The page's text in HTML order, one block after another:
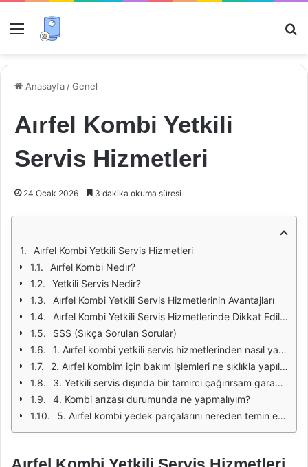
Menü
Anasayfa /Genel
Aırfel Kombi Yetkili
Servis Hizmetleri
24 Ocak 2026 3 dakika okuma süresi
Aırfel Kombi Yetkili Servis Hizmetleri
Aırfel Kombi Nedir?
Yetkili Servis Nedir?
Aırfel Kombi Yetkili Servis Hizmetlerinin Avantajları
Aırfel Kombi Yetkili Servis Hizmetlerinde Dikkat Edilmesi Gerekenler
SSS (Sıkça Sorulan Sorular)
1. Aırfel kombi yetkili servis hizmetlerinden nasıl yararlanabilirim?
2. Aırfel kombim için bakım işlemleri ne sıklıkla yapılmalıdır?
3. Yetkili servis dışında bir tamirci çağırırsam garanti süresi etkilenir mi?
4. Kombi arızası durumunda ne yapmalıyım?
5. Aırfel kombi yedek parçalarını nereden temin edebilirim?